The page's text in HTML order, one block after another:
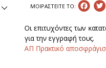
ΜΟΙΡΑΣΤEIΤΕ ΤΟ:
Οι επιτυχόντες των
για την εγγραφή τους.
ΑΠ Πρακτικό